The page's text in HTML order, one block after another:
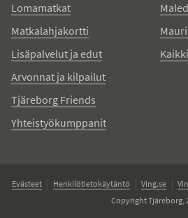
Lomamatkat
Matkalahjakortti
Lisäpalvelut ja edut
Arvonnat ja kilpailut
Tjäreborg Friends
Yhteistyökumppanit
Evästeet Henkilötietokäytäntö Ving.se
Copyright Tjäreborg,